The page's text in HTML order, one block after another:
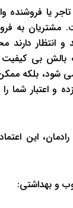
یا فروشنده
مشتریان به
و انتظار
بی کیفیت
شود، بلکه
و اعتبار شما
این
و بهداشتی: